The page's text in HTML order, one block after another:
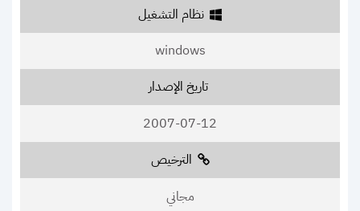
نظام التشغيل
windows
تاريخ الإصدار
2007-07-12
الترخيص
مجاني